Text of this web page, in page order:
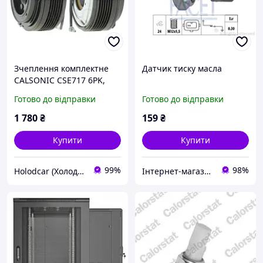
Зчеплення комплектне
CALSONIC CSE717 6PK,
(CA800)
Готово до відправки
1 780₴
Купити
Holodcar (Холодкар) 99%
Датчик тиску масла
Готово до відправки
159₴
Купити
Інтернет-магазин "Запчастини до авто і не тільки" 98%